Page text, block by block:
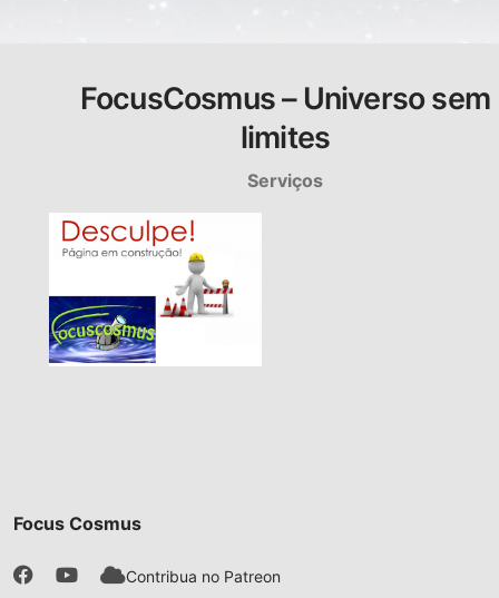
FocusCosmus – Universo sem
limites
Serviços
Focus Cosmus
Contribua no Patreon